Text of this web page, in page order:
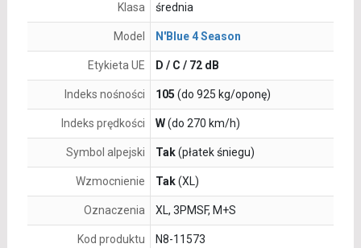
Klasa średnia
Model N'Blue 4 Season
Etykieta UE D / C / 72 dB
Indeks nośności 105 (do 925 kg/oponę)
Indeks prędkości W(do 270 km/h)
Symbol alpejski Tak(płatek śniegu)
Wzmocnienie Tak(XL)
Oznaczenia XL, 3PMSF, M+S
Kod produktu N8-11573